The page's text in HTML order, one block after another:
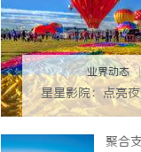
业界动态 |
星星影院：点亮
堂
聚合